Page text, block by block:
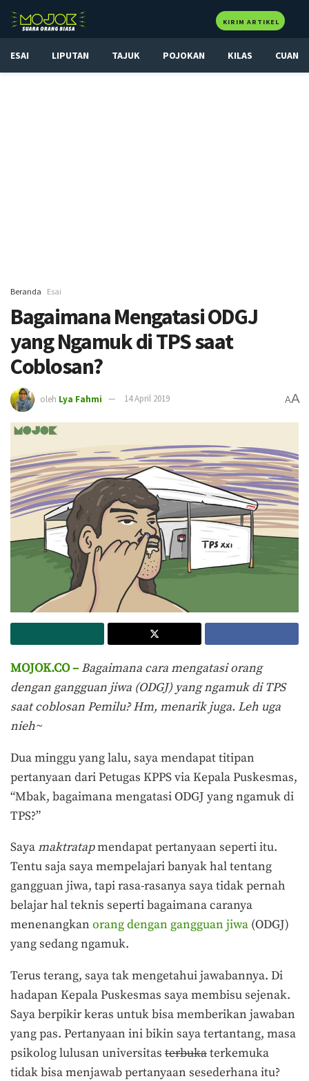
KIRIM ARTIKEL
ESAI LIPUTAN TAJUK POJOKAN KILAS CUAN
Beranda Esai
Bagaimana Mengatasi ODGJ
yang Ngamuk di TPS saat
Coblosan?
oleh Lya Fahmi 14 April 2019 AA
MOJOK.CO – Bagaimana cara mengatasi orang
dengan gangguan jiwa (ODGJ) yang ngamuk di TPS
saat coblosan Pemilu? Hm, menarik juga. Leh uga
nieh~
Dua minggu yang lalu, saya mendapat titipan
pertanyaan dari Petugas KPPS via Kepala Puskesmas,
“Mbak, bagaimana mengatasi ODGJ yang ngamuk di
TPS?”
Sayamaktratapmendapat pertanyaan seperti itu.
Tentu saja saya mempelajari banyak hal tentang
gangguan jiwa, tapi rasa-rasanya saya tidak pernah
belajar hal teknis seperti bagaimana caranya
menenangkan orang dengan gangguan jiwa (ODGJ)
yang sedang ngamuk.
Terus terang, saya tak mengetahui jawabannya. Di
hadapan Kepala Puskesmas saya membisu sejenak.
Saya berpikir keras untuk bisa memberikan jawaban
yang pas. Pertanyaan ini bikin saya tertantang, masa
psikolog lulusan universitas terbukaterkemuka
tidak bisa menjawab pertanyaan sesederhana itu?